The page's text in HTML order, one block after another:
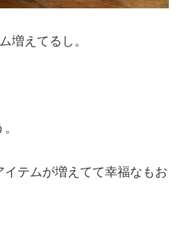
増えてるし。
テムが増えてて幸福なもお